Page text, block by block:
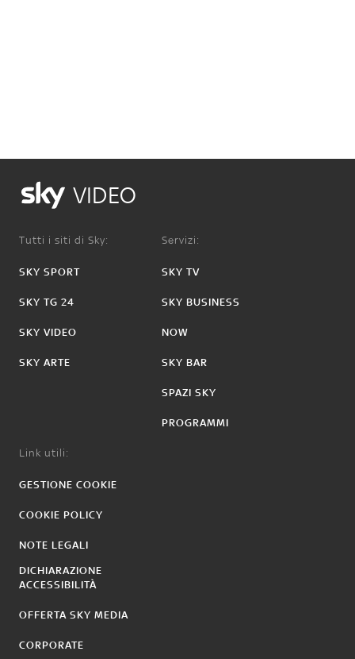
VIDEO
Tutti i siti di Sky:
SKY SPORT
SKY TG 24
SKY VIDEO
SKY ARTE
Servizi:
SKY TV
SKY BUSINESS
NOW
SKY BAR
SPAZI SKY
PROGRAMMI
Link utili:
GESTIONE COOKIE
COOKIE POLICY
NOTE LEGALI
DICHIARAZIONE
ACCESSIBILITÀ
OFFERTA SKY MEDIA
CORPORATE